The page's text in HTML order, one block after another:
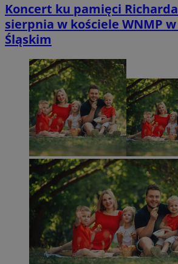
Koncert ku pamięci
sierpnia w kościele WNMP
Śląskim